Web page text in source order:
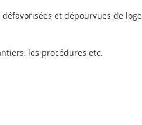
et dépourvues de
les procédures etc.